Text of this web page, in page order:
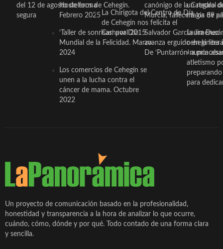
del 12 de agosto de forma
segura
Hosteleros de Cehegín.
Febrero 2025
‘Taller de sonrisas’ por Día
Mundial de la Felicidad. Marzo
2024
Los comercios de Cehegín se
unen a la lucha contra el
cáncer de mama. Octubre
2022
La Chirigota del Centro de Día
de Cehegín nos felicita el
Carnaval 2015
canónigo de la Catedral
Murcia, fallece a los 89
Salvador García Jiménez
avanza erguido en la
De ‘Puntarrón’ a
un regalo
magia de
Laura
ceheginera
«nunca
atletismo
para
Un proyecto de comunicación basado en la profesionalidad,
honestidad y transparencia a la hora de analizar lo que ocurre,
cuándo, cómo, dónde y por qué. Todo contado de una forma clara
y sencilla.